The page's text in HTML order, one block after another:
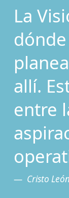
La
allí.
entre
Cristo León